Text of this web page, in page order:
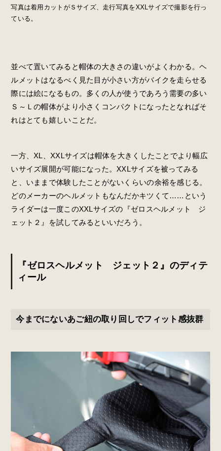
写真は着用カットがＳサイズ、走行写真をXXLサイズで撮影を行っ
ている。
並べて置いてみると帽体の大きさの違いがよくわかる。ヘ
ルメットはなるべく見た目が小さい方がバイクを走らせる
際には絵になるもの。多くの人が使うであろう需要の多い
Ｓ～Ｌの帽体がより小さくコンパクトになったとなればそ
れはとても嬉しいことだ。
一方、XL、XXLサイズは帽体を大きくしたことでより幅広
いサイズ展開が可能になった。XXLサイズを被ってみる
と、いままで体験したことがないくらいの余裕を感じる。
どのメーカーのヘルメットもなんだかキツくて……という
ライダーは一度このXXLサイズの『ゼロスヘルメット ジ
ェット２』を試してみるといいだろう。
『ゼロスヘルメット ジェット２』のディテ
ィール
今までにないあご紐の取り回しでフィット感抜群